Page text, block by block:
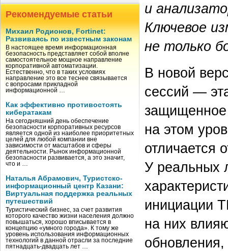
Рекомендуемые статьи
Михаил Родионов, Fortinet:
Развиваясь по известным законам
В настоящее время информационная
безопасность представляет собой вполне
самостоятельное мощное направление
корпоративной автоматизации.
Естественно, что в таких условиях
направление это все теснее связывается
с вопросами прикладной
информационной …
Как эффективно противостоять
кибератакам
На сегодняшний день обеспечение
безопасности корпоративных ресурсов
является одной из наиболее приоритетных
целей для любой компании вне
зависимости от масштабов и сферы
деятельности. Рынок информационной
безопасности развивается, а это значит,
что и …
Наталья Абрамович, Туристско-
информационный центр Казани:
Виртуальная поддержка реальных
путешествий
Туристический бизнес, за счет развития
которого качество жизни населения должно
повышаться, хорошо вписывается в
концепцию «умного города». К тому же
уровень использования информационных
технологий в данной отрасли за последние
пятнадцать-двадцать лет …
и
Ключевое
не только
В новой
сессий —
на этом
отличается
У реальных
инициации
на них